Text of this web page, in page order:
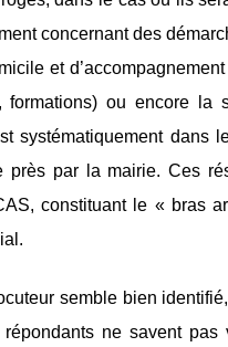
concernant des
et
formations) ou encore la
systématiquement dans
près par la mairie. Ces
constituant le « bras
semble bien
ne savent pas